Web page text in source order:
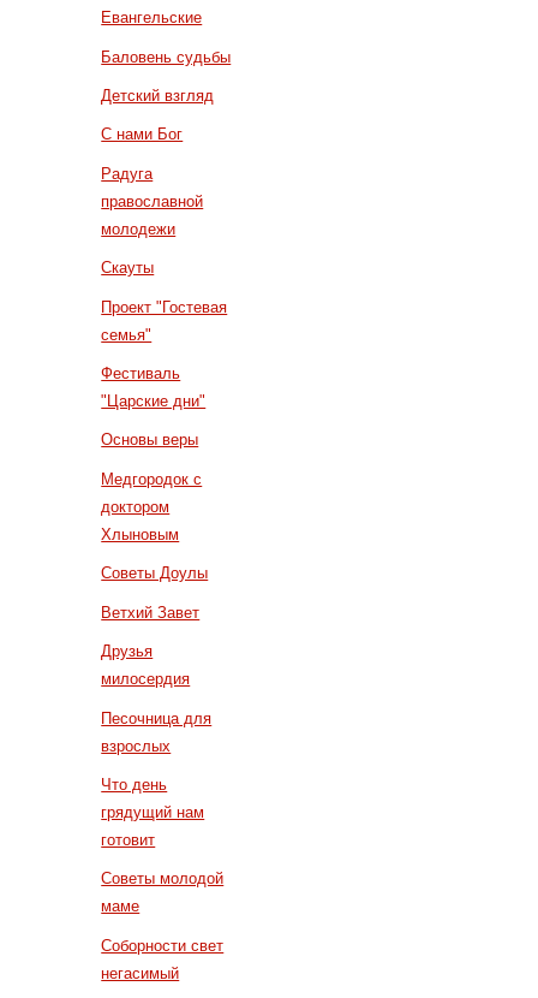
Евангельские
Баловень судьбы
Детский взгляд
С нами Бог
Радуга
православной
молодежи
Скауты
Проект "Гостевая
семья"
Фестиваль
"Царские дни"
Основы веры
Медгородок с
доктором
Хлыновым
Советы Доулы
Ветхий Завет
Друзья
милосердия
Песочница для
взрослых
Что день
грядущий нам
готовит
Советы молодой
маме
Соборности свет
негасимый